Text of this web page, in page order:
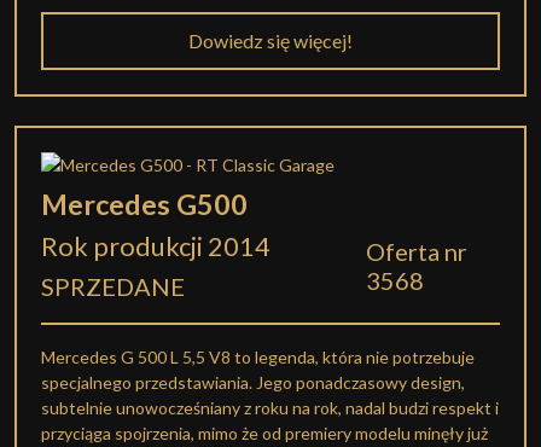
Dowiedz się więcej!
Mercedes G500
Rok produkcji 2014
SPRZEDANE
Oferta nr
3568
Mercedes G 500 L 5,5 V8 to legenda, która nie potrzebuje
specjalnego przedstawiania. Jego ponadczasowy design,
subtelnie unowocześniany z roku na rok, nadal budzi respekt i
przyciąga spojrzenia, mimo że od premiery modelu minęły już